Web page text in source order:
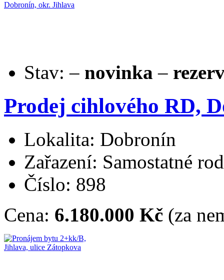
Stav: – novinka –
Prodej cihlového RD,
Lokalita: Dobronín
Zařazení: Samostatné
Číslo: 898
Cena: 6.180.000 Kč (za